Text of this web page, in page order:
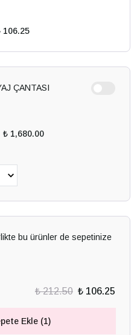
106.25
ÇANTASI
₺ 1,680.00
bu ürünler de sepetinize
₺ 212.50 ₺ 106.25
Ekle (1)